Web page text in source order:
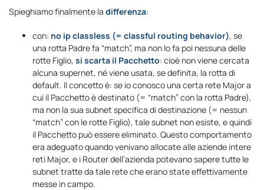
Spieghiamo finalmente la differenza:
con: no ip classless (= classful routing behavior), se
una rotta Padre fa “match”, ma non lo fa poi nessuna delle
rotte Figlio, si scarta il Pacchetto: cioè non viene cercata
alcuna supernet, né viene usata, se definita, la rotta di
default. Il concetto è: se io conosco una certa rete Major a
cui il Pacchetto è destinato (= “match” con la rotta Padre),
ma non la sua subnet specifica di destinazione (= nessun
“match” con le rotte Figlio), tale subnet non esiste, e quindi
il Pacchetto può essere eliminato. Questo comportamento
era adeguato quando venivano allocate alle aziende intere
reti Major, e i Router dell’azienda potevano sapere tutte le
subnet tratte da tale rete che erano state effettivamente
messe in campo.